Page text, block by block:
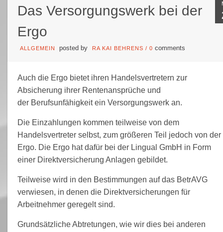
Das Versorgungswerk bei der
Ergo
ALLGEMEIN posted by RA KAI BEHRENS / 0 comments
Auch die Ergo bietet ihren Handelsvertretern zur
Absicherung ihrer Rentenansprüche und
der Berufsunfähigkeit ein Versorgungswerk an.
Die Einzahlungen kommen teilweise von dem
Handelsvertreter selbst, zum größeren Teil jedoch von der
Ergo. Die Ergo hat dafür bei der Lingual GmbH in Form
einer Direktversicherung Anlagen gebildet.
Teilweise wird in den Bestimmungen auf das BetrAVG
verwiesen, in denen die Direktversicherungen für
Arbeitnehmer geregelt sind.
Grundsätzliche Abtretungen, wie wir dies bei anderen